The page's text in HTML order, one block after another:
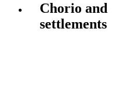
Chorio and
settlements